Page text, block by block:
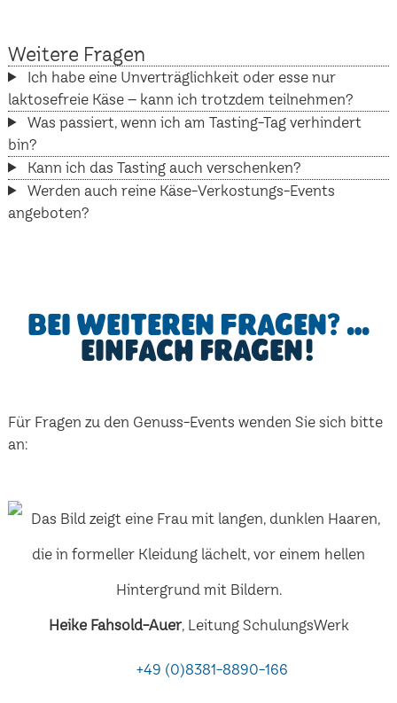
Weitere Fragen
Ich habe eine Unverträglichkeit oder esse nur
laktosefreie Käse – kann ich trotzdem teilnehmen?
Was passiert, wenn ich am Tasting-Tag verhindert
bin?
Kann ich das Tasting auch verschenken?
Werden auch reine Käse-Verkostungs-Events
angeboten?
Bei weiteren Fragen? …
einfach fragen!
Für Fragen zu den Genuss-Events wenden Sie sich bitte
an:
Heike Fahsold-Auer, Leitung SchulungsWerk
+49 (0)8381-8890-166